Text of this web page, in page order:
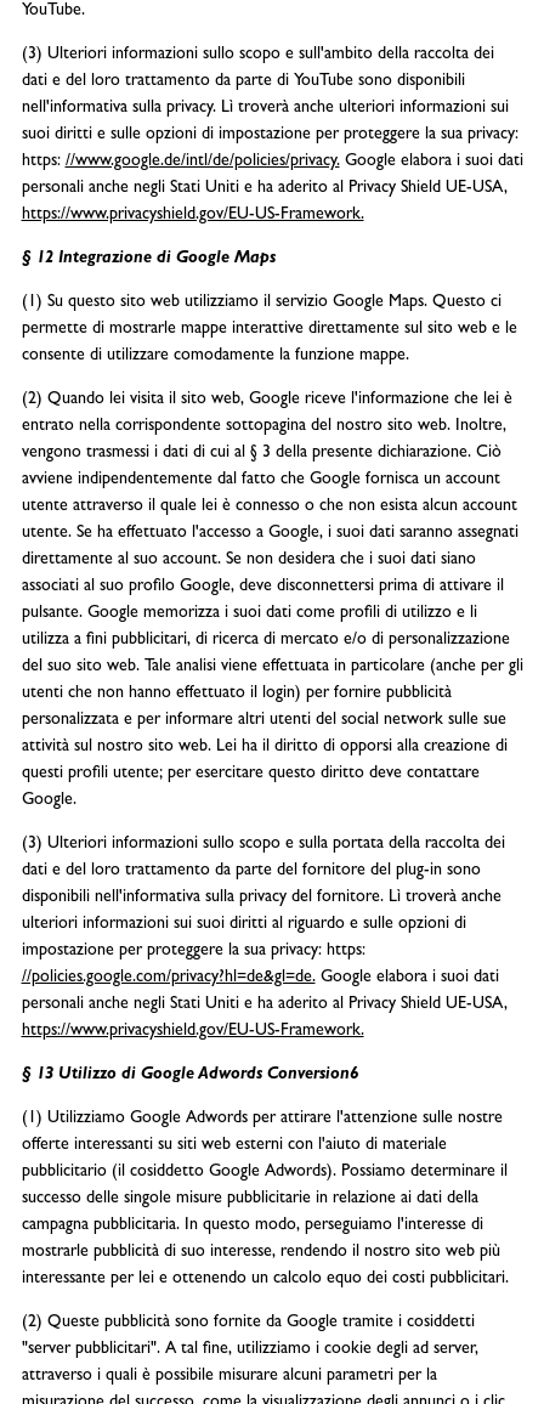
YouTube.
(3) Ulteriori informazioni sullo scopo e sull'ambito della raccolta dei
dati e del loro trattamento da parte di YouTube sono disponibili
nell'informativa sulla privacy. Lì troverà anche ulteriori informazioni sui
suoi diritti e sulle opzioni di impostazione per proteggere la sua privacy:
https: //www.google.de/intl/de/policies/privacy.Google elabora i suoi dati
personali anche negli Stati Uniti e ha aderito al Privacy Shield UE-USA,
https://www.privacyshield.gov/EU-US-Framework.
§ 12 Integrazione di Google Maps
(1) Su questo sito web utilizziamo il servizio Google Maps. Questo ci
permette di mostrarle mappe interattive direttamente sul sito web e le
consente di utilizzare comodamente la funzione mappe.
(2) Quando lei visita il sito web, Google riceve l'informazione che lei è
entrato nella corrispondente sottopagina del nostro sito web. Inoltre,
vengono trasmessi i dati di cui al § 3 della presente dichiarazione. Ciò
avviene indipendentemente dal fatto che Google fornisca un account
utente attraverso il quale lei è connesso o che non esista alcun account
utente. Se ha effettuato l'accesso a Google, i suoi dati saranno assegnati
direttamente al suo account. Se non desidera che i suoi dati siano
associati al suo profilo Google, deve disconnettersi prima di attivare il
pulsante. Google memorizza i suoi dati come profili di utilizzo e li
utilizza a fini pubblicitari, di ricerca di mercato e/o di personalizzazione
del suo sito web. Tale analisi viene effettuata in particolare (anche per gli
utenti che non hanno effettuato il login) per fornire pubblicità
personalizzata e per informare altri utenti del social network sulle sue
attività sul nostro sito web. Lei ha il diritto di opporsi alla creazione di
questi profili utente; per esercitare questo diritto deve contattare
Google.
(3) Ulteriori informazioni sullo scopo e sulla portata della raccolta dei
dati e del loro trattamento da parte del fornitore del plug-in sono
disponibili nell'informativa sulla privacy del fornitore. Lì troverà anche
ulteriori informazioni sui suoi diritti al riguardo e sulle opzioni di
impostazione per proteggere la sua privacy: https:
//policies.google.com/privacy?hl=de&gl=de.Google elabora i suoi dati
personali anche negli Stati Uniti e ha aderito al Privacy Shield UE-USA,
https://www.privacyshield.gov/EU-US-Framework.
§ 13 Utilizzo di Google Adwords Conversion6
(1) Utilizziamo Google Adwords per attirare l'attenzione sulle nostre
offerte interessanti su siti web esterni con l'aiuto di materiale
pubblicitario (il cosiddetto Google Adwords). Possiamo determinare il
successo delle singole misure pubblicitarie in relazione ai dati della
campagna pubblicitaria. In questo modo, perseguiamo l'interesse di
mostrarle pubblicità di suo interesse, rendendo il nostro sito web più
interessante per lei e ottenendo un calcolo equo dei costi pubblicitari.
(2) Queste pubblicità sono fornite da Google tramite i cosiddetti
"server pubblicitari". A tal fine, utilizziamo i cookie degli ad server,
attraverso i quali è possibile misurare alcuni parametri per la